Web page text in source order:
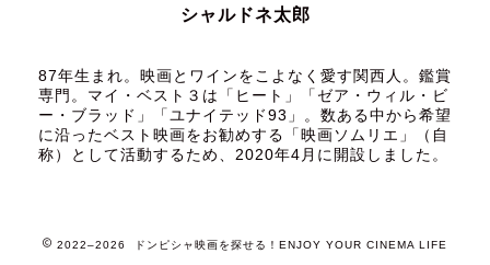
シャルドネ太郎
87年生まれ。映画とワインをこよなく愛す関西人。鑑賞
専門。マイ・ベスト３は「ヒート」「ゼア・ウィル・ビ
ー・ブラッド」「ユナイテッド93」。数ある中から希望
に沿ったベスト映画をお勧めする「映画ソムリエ」（自
称）として活動するため、2020年4月に開設しました。
2022–2026 ドンピシャ映画を探せる！ENJOY YOUR CINEMA LIFE